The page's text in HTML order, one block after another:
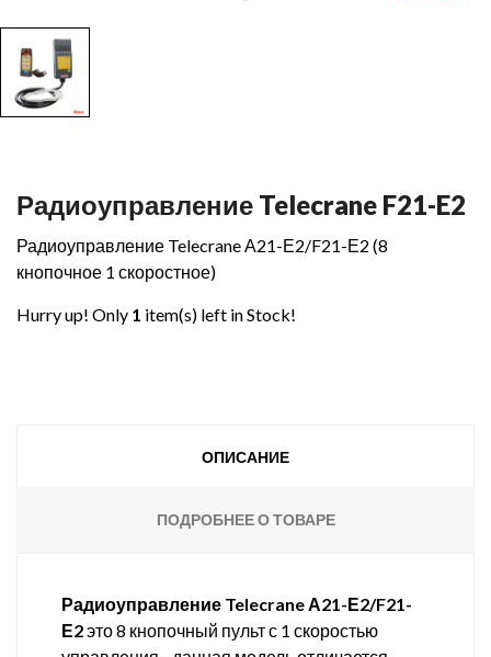
Радиоуправление Telecrane F21-E2
Радиоуправление Telecrane А21-Е2/F21-Е2 (8
кнопочное 1 скоростное)
Hurry up! Only 1 item(s) left in Stock!
ОПИСАНИЕ
ПОДРОБНЕЕ О ТОВАРЕ
Радиоуправление Telecrane А21-Е2/F21-
Е2это 8 кнопочный пульт с 1 скоростью